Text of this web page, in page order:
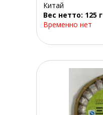
Китай
Вес нетто: 125 г
Временно нет